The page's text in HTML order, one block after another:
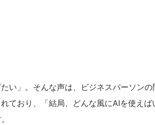
い」。そんな声は、ビジネスパーソン
ており、「結局、どんな風にAIを使え